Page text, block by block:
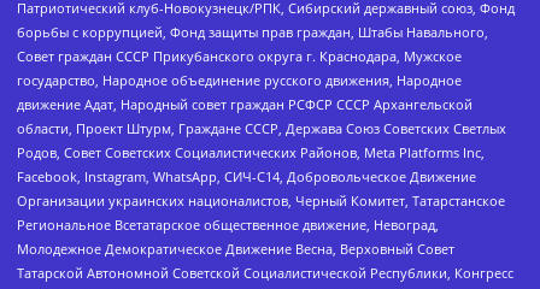
Патриотический клуб-Новокузнецк/РПК, Сибирский державный союз, Фонд
борьбы с коррупцией, Фонд защиты прав граждан, Штабы Навального,
Совет граждан СССР Прикубанского округа г. Краснодара, Мужское
государство, Народное объединение русского движения, Народное
движение Адат, Народный совет граждан РСФСР СССР Архангельской
области, Проект Штурм, Граждане СССР, Держава Союз Советских Светлых
Родов, Совет Советских Социалистических Районов, Meta Platforms Inc,
Facebook, Instagram, WhatsApp, СИЧ-С14, Добровольческое Движение
Организации украинских националистов, Черный Комитет, Татарстанское
Региональное Всетатарское общественное движение, Невоград,
Молодежное Демократическое Движение Весна, Верховный Совет
Татарской Автономной Советской Социалистической Республики, Конгресс